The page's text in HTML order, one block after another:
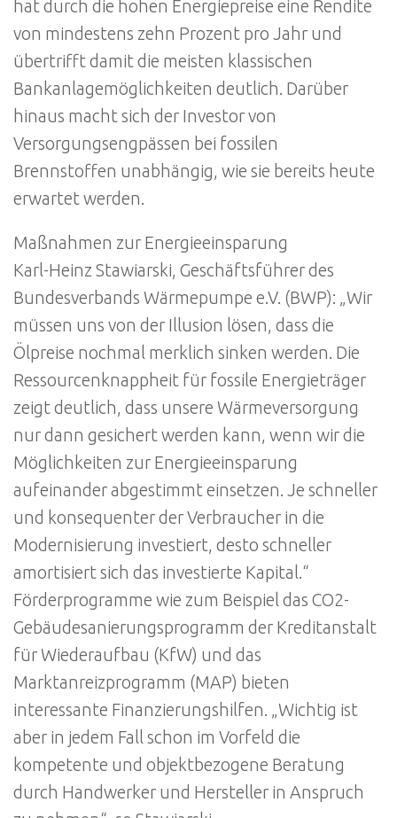
hat durch die hohen Energiepreise eine Rendite
von mindestens zehn Prozent pro Jahr und
übertrifft damit die meisten klassischen
Bankanlagemöglichkeiten deutlich. Darüber
hinaus macht sich der Investor von
Versorgungsengpässen bei fossilen
Brennstoffen unabhängig, wie sie bereits heute
erwartet werden.
Maßnahmen zur Energieeinsparung
Karl-Heinz Stawiarski, Geschäftsführer des
Bundesverbands Wärmepumpe e.V. (BWP): „Wir
müssen uns von der Illusion lösen, dass die
Ölpreise nochmal merklich sinken werden. Die
Ressourcenknappheit für fossile Energieträger
zeigt deutlich, dass unsere Wärmeversorgung
nur dann gesichert werden kann, wenn wir die
Möglichkeiten zur Energieeinsparung
aufeinander abgestimmt einsetzen. Je schneller
und konsequenter der Verbraucher in die
Modernisierung investiert, desto schneller
amortisiert sich das investierte Kapital.“
Förderprogramme wie zum Beispiel das CO2-
Gebäudesanierungsprogramm der Kreditanstalt
für Wiederaufbau (KfW) und das
Marktanreizprogramm (MAP) bieten
interessante Finanzierungshilfen. „Wichtig ist
aber in jedem Fall schon im Vorfeld die
kompetente und objektbezogene Beratung
durch Handwerker und Hersteller in Anspruch